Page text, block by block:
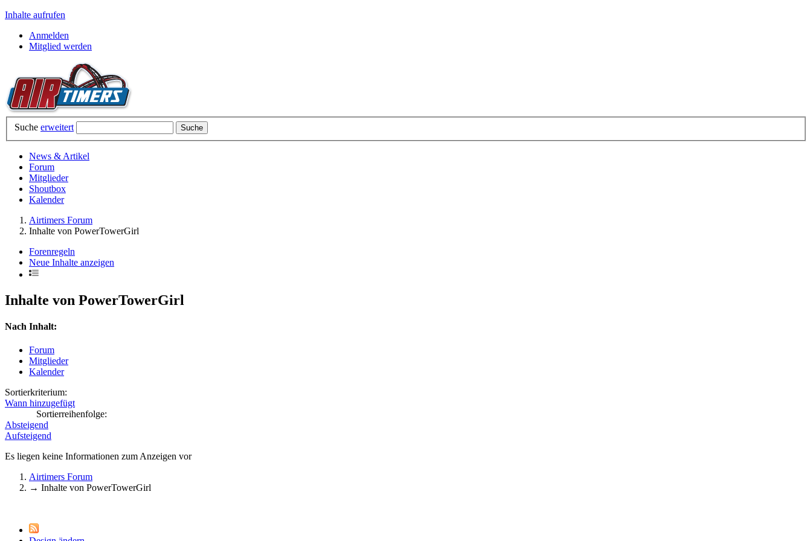
Inhalte aufrufen
Anmelden
Mitglied werden
Suche erweitert
News & Artikel
Forum
Mitglieder
Shoutbox
Kalender
Airtimers Forum
Inhalte von PowerTowerGirl
Forenregeln
Neue Inhalte anzeigen
Inhalte von PowerTowerGirl
Nach Inhalt:
Forum
Mitglieder
Kalender
Sortierkriterium:
Wann hinzugefügt
Sortierreihenfolge:
Absteigend
Aufsteigend
Es liegen keine Informationen zum Anzeigen vor
Airtimers Forum
→ Inhalte von PowerTowerGirl